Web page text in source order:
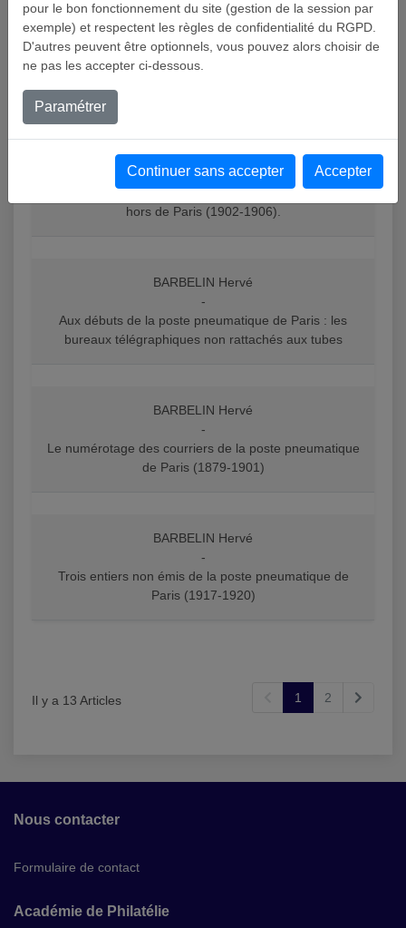
BARBELIN Hervé
-
Les extensions de la poste pneumatique hors de Paris
BARBELIN Hervé
-
Les premières extensions de la poste pneumatique
hors de Paris (1902-1906).
BARBELIN Hervé
-
Aux débuts de la poste pneumatique de Paris : les
bureaux télégraphiques non rattachés aux tubes
BARBELIN Hervé
-
Le numérotage des courriers de la poste pneumatique
de Paris (1879-1901)
BARBELIN Hervé
-
Trois entiers non émis de la poste pneumatique de
Paris (1917-1920)
Il y a 13 Articles 1 2
Nous contacter
Formulaire de contact
Académie de Philatélie
pour le bon fonctionnement du site (gestion de la session par
exemple) et respectent les règles de confidentialité du RGPD.
D'autres peuvent être optionnels, vous pouvez alors choisir de
ne pas les accepter ci-dessous.
Paramétrer
Continuer sans accepter Accepter